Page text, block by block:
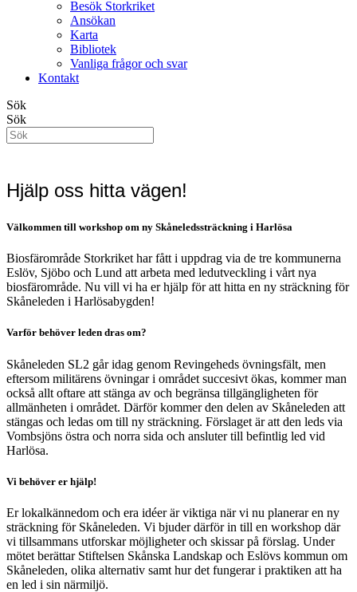
Besök Storkriket
Ansökan
Karta
Bibliotek
Vanliga frågor och svar
Kontakt
Sök
Sök
Hjälp oss hitta vägen!
Välkommen till workshop om ny Skåneledssträckning i Harlösa
Biosfärområde Storkriket har fått i uppdrag via de tre kommunerna
Eslöv, Sjöbo och Lund att arbeta med ledutveckling i vårt nya
biosfärområde. Nu vill vi ha er hjälp för att hitta en ny sträckning för
Skåneleden i Harlösabygden!
Varför behöver leden dras om?
Skåneleden SL2 går idag genom Revingeheds övningsfält, men
eftersom militärens övningar i området succesivt ökas, kommer man
också allt oftare att stänga av och begränsa tillgängligheten för
allmänheten i området. Därför kommer den delen av Skåneleden att
stängas och ledas om till ny sträckning. Förslaget är att den leds via
Vombsjöns östra och norra sida och ansluter till befintlig led vid
Harlösa.
Vi behöver er hjälp!
Er lokalkännedom och era idéer är viktiga när vi nu planerar en ny
sträckning för Skåneleden. Vi bjuder därför in till en workshop där
vi tillsammans utforskar möjligheter och skissar på förslag. Under
mötet berättar Stiftelsen Skånska Landskap och Eslövs kommun om
Skåneleden, olika alternativ samt hur det fungerar i praktiken att ha
en led i sin närmiljö.